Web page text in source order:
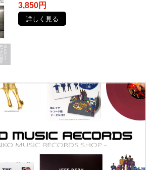
3,850円
詳しく見る